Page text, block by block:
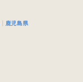
鹿児島県